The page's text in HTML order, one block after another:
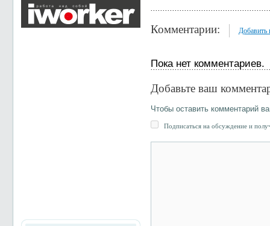
Комментарии: Добавить
Пока нет комментариев.
Добавьте ваш
Чтобы оставить комментарий
Подписаться на обсуждение и